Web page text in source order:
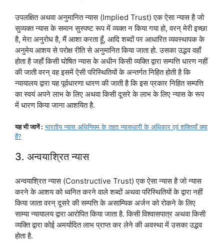
उपलक्षित अथवा अनुमानित न्यास (Implied Trust) एक ऐसा न्यास है जो
सुव्यक्त न्यास के समान सुस्पष्ट रूप में व्यक्त न किया गया हो, वरन् मेरी इच्छा
है, मेरा अनुरोध है, मैं आशा करता हूँ, आदि शब्दों पर आधारित व्यवस्थापक के
अनुमेय आशय से परोक्ष रीति से अनुमानित किया जाता हो. उसका उद्भव वहाँ
होता है जहाँ किसी घोषित न्यास के अधीन किसी व्यक्ति द्वारा सम्पत्ति धारण नहीं
की जाती वरन् वह इसमें ऐसी परिस्थितियों के अन्तर्गत निहित होती है कि
न्यायालय द्वारा यह पूर्वधारणा धारण की जाती है कि इस प्रकार निहित सम्पत्ति
का स्वयं अपने लाभ के लिए अथवा किसी दूसरे के लाभ के लिए न्यास के रूप
में धारण किया जाना आशयित है.
यह भी जानें : भारतीय न्यास अधिनियम के तहत न्यासधारी के अधिकार एवं शक्तियाँ क्या
हैं?
3. अन्वयाश्रित न्यास
अन्वयाश्रित न्यास (Constructive Trust) एक ऐसा न्यास है जो न्यास
करने के आशय को ध्वनित करने वाले शब्दों अथवा परिस्थितियों के द्वारा नहीं
किया जाता वरन् दूसरे की सम्पत्ति के असाम्यिक अर्जन को रोकने के लिए
साम्या न्यायालय द्वारा आरोपित किया जाता है. किसी विश्वासपात्र अथवा किसी
व्यक्ति द्वारा कोई अमर्यादित लाभ प्राप्त कर लेने की अवस्था में उसका उद्भव
होता है.